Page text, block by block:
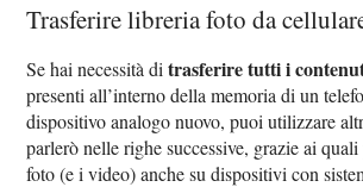
Trasferire libreria foto da
Se hai necessità ditrasferire tutti i
presenti all’interno della memoria di un
dispositivo analogo nuovo, puoi utilizzare
parlerò nelle righe successive, grazie ai
foto (e i video) anche su dispositivi con